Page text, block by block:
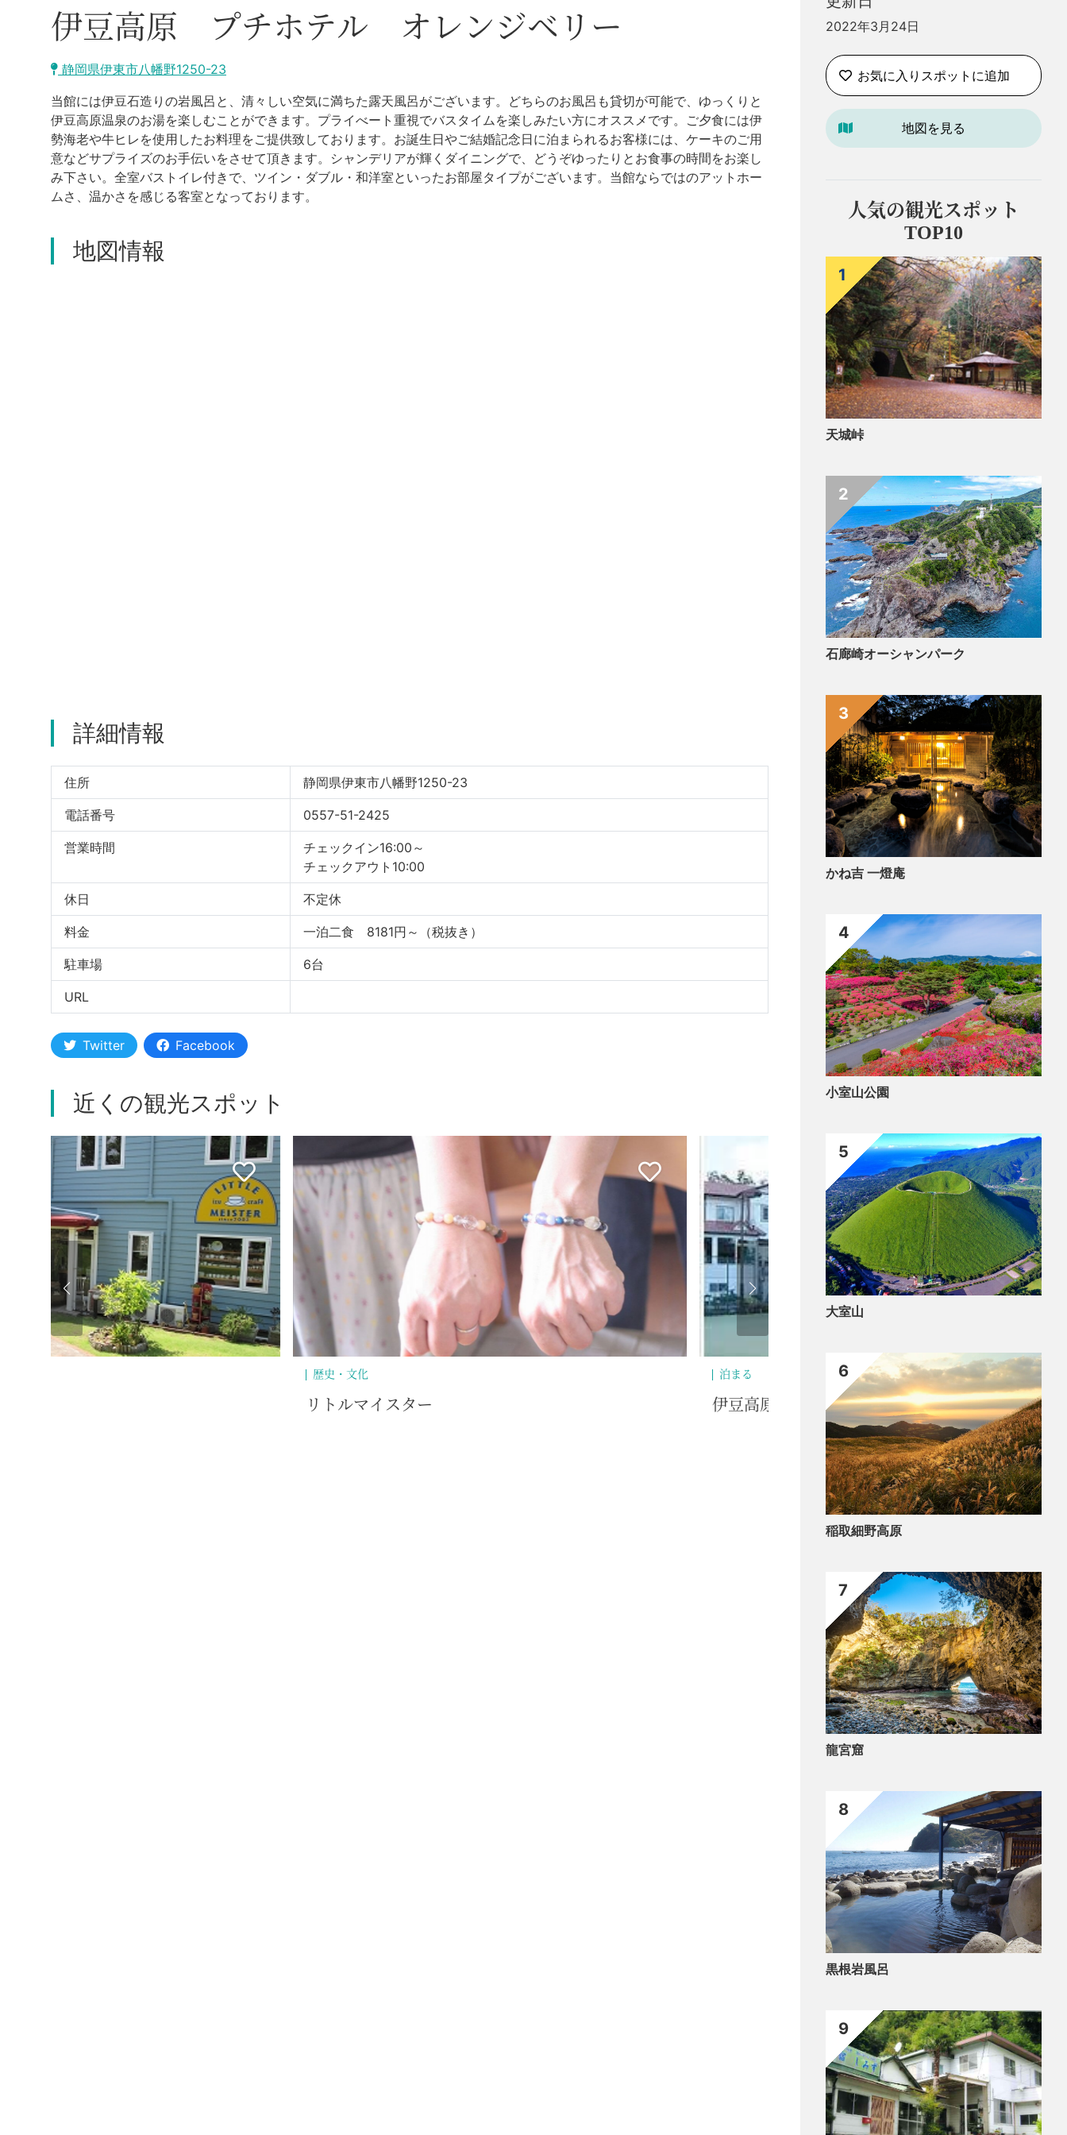
伊豆高原 プチホテル オレンジベリー
静岡県伊東市八幡野1250-23
当館には伊豆石造りの岩風呂と、清々しい空気に満ちた露天風呂がございます。どちらのお風呂も貸切が可能で、ゆっくりと
伊豆高原温泉のお湯を楽しむことができます。プライべート重視でバスタイムを楽しみたい方にオススメです。ご夕食には伊
勢海老や牛ヒレを使用したお料理をご提供致しております。お誕生日やご結婚記念日に泊まられるお客様には、ケーキのご用
意などサプライズのお手伝いをさせて頂きます。シャンデリアが輝くダイニングで、どうぞゆったりとお食事の時間をお楽し
み下さい。全室バストイレ付きで、ツイン・ダブル・和洋室といったお部屋タイプがございます。当館ならではのアットホー
ムさ、温かさを感じる客室となっております。
地図情報
詳細情報
住所 静岡県伊東市八幡野1250-23
電話番号 0557-51-2425
営業時間
チェックイン16:00～
チェックアウト10:00
休日 不定休
料金 一泊二食 8181円～（税抜き）
駐車場 6台
URL
Twitter Facebook
近くの観光スポット
リトルマイスター 伊豆高原リゾートホテル ロブィング 伊
2022年3月24日
お気に入りスポットに追加
地図を見る
人気の観光スポット
TOP10
天城峠
1
石廊崎オーシャンパーク
2
かね吉 一燈庵
3
小室山公園
4
大室山
5
稲取細野高原
6
龍宮窟
7
黒根岩風呂
8
9